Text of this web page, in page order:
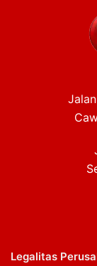
Legalitas